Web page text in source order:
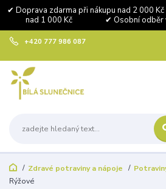
✔ Doprava zdarma při nákupu nad 2
nad 1 000 Kč ✔ Osobní odběr v
+420 777 986 087
Zdravé potraviny a nápoje
Rýžové